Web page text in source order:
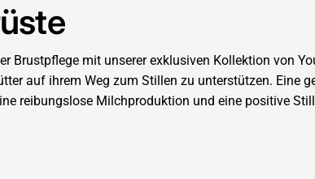
Brustpflege mit unserer exklusiven Kollektion von
auf ihrem Weg zum Stillen zu unterstützen. Eine
reibungslose Milchproduktion und eine positive